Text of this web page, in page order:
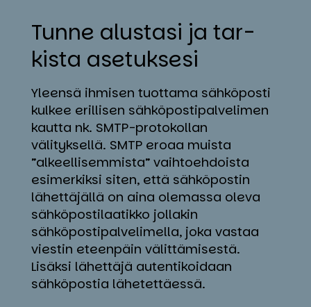
Tun­ne alus­ta­si ja tar­
kis­ta ase­tuk­se­si
Yleensä ihmisen tuottama sähköposti
kulkee erillisen sähköpostipalvelimen
kautta nk. SMTP-protokollan
välityksellä. SMTP eroaa muista
”alkeellisemmista” vaihtoehdoista
esimerkiksi siten, että sähköpostin
lähettäjällä on aina olemassa oleva
sähköpostilaatikko jollakin
sähköpostipalvelimella, joka vastaa
viestin eteenpäin välittämisestä.
Lisäksi lähettäjä autentikoidaan
sähköpostia lähetettäessä.